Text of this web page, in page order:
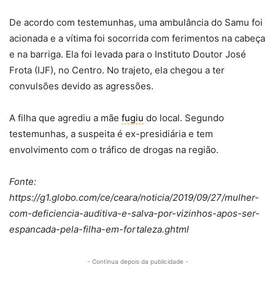
De acordo com testemunhas, uma ambulância do Samu foi
acionada e a vítima foi socorrida com ferimentos na cabeça
e na barriga. Ela foi levada para o Instituto Doutor José
Frota (IJF), no Centro. No trajeto, ela chegou a ter
convulsões devido as agressões.
A filha que agrediu a mãe fugiu do local. Segundo
testemunhas, a suspeita é ex-presidiária e tem
envolvimento com o tráfico de drogas na região.
Fonte:
https://g1.globo.com/ce/ceara/noticia/2019/09/27/mulher-
com-deficiencia-auditiva-e-salva-por-vizinhos-apos-ser-
espancada-pela-filha-em-fortaleza.ghtml
- Continua depois da publicidade -